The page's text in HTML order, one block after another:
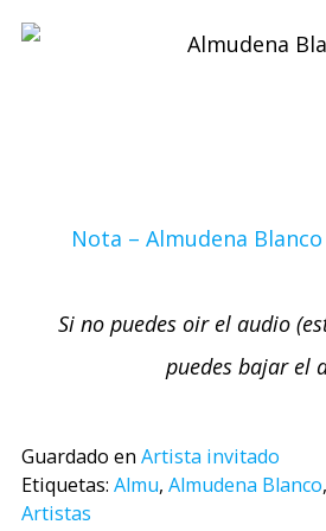
Nota – Almudena Blanco
Si no puedes oir el audio
puedes bajar el
Guardado en Artista invitado
Etiquetas: Almu, Almudena Blanco,
Artistas